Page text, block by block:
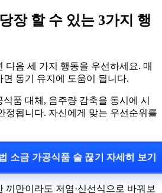
장 할 수 있는 3가지 행
다음 세 가지 행동을 우선하세요. 매
동기 유지에 도움이 됩니다.
품 대체, 음주량 감축을 동시에 시
정됩니다. 자신에게 맞는 우선순위를
소금 가공식품 술 끊기 자세히 보기
끼만이라도 저염·신선식으로 바꿔보